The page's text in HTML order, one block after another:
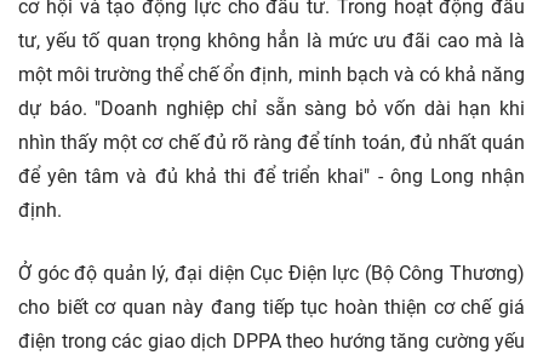
cơ hội và tạo động lực cho đầu tư. Trong hoạt động đầu
tư, yếu tố quan trọng không hẳn là mức ưu đãi cao mà là
một môi trường thể chế ổn định, minh bạch và có khả năng
dự báo. "Doanh nghiệp chỉ sẵn sàng bỏ vốn dài hạn khi
nhìn thấy một cơ chế đủ rõ ràng để tính toán, đủ nhất quán
để yên tâm và đủ khả thi để triển khai" - ông Long nhận
định.
Ở góc độ quản lý, đại diện Cục Điện lực (Bộ Công Thương)
cho biết cơ quan này đang tiếp tục hoàn thiện cơ chế giá
điện trong các giao dịch DPPA theo hướng tăng cường yếu